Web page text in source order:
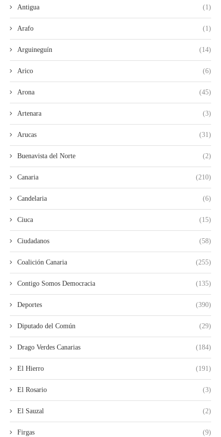
Antigua (1)
Arafo (1)
Arguineguín (14)
Arico (6)
Arona (45)
Artenara (3)
Arucas (31)
Buenavista del Norte (2)
Canaria (210)
Candelaria (6)
Ciuca (15)
Ciudadanos (58)
Coalición Canaria (255)
Contigo Somos Democracia (135)
Deportes (390)
Diputado del Común (29)
Drago Verdes Canarias (184)
El Hierro (191)
El Rosario (3)
El Sauzal (2)
Firgas (9)